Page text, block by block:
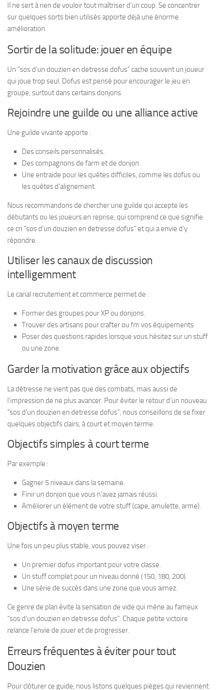
Il ne sert à rien de vouloir tout maîtriser d’un coup. Se concentrer
sur quelques sorts bien utilisés apporte déjà une énorme
amélioration.
Sortir de la solitude: jouer en équipe
Un “sos d’un douzien en detresse dofus” cache souvent un joueur
qui joue trop seul. Dofus est pensé pour encourager le jeu en
groupe, surtout dans certains donjons.
Rejoindre une guilde ou une alliance active
Une guilde vivante apporte :
Des conseils personnalisés.
Des compagnons de farm et de donjon.
Une entraide pour les quêtes difficiles, comme les dofus ou
les quêtes d’alignement.
Nous recommandons de chercher une guilde qui accepte les
débutants ou les joueurs en reprise, qui comprend ce que signifie
ce cri “sos d’un douzien en detresse dofus” et qui a envie d’y
répondre.
Utiliser les canaux de discussion
intelligemment
Le canal recrutement et commerce permet de :
Former des groupes pour XP ou donjons.
Trouver des artisans pour crafter ou fm vos équipements.
Poser des questions rapides lorsque vous hésitez sur un stuff
ou une zone.
Garder la motivation grâce aux objectifs
La détresse ne vient pas que des combats, mais aussi de
l’impression de ne plus avancer. Pour éviter le retour d’un nouveau
“sos d’un douzien en detresse dofus”, nous conseillons de se fixer
quelques objectifs clairs, à court et moyen terme.
Objectifs simples à court terme
Par exemple :
Gagner 5 niveaux dans la semaine.
Finir un donjon que vous n’avez jamais réussi.
Améliorer un élément de votre stuff (cape, amulette, arme).
Objectifs à moyen terme
Une fois un peu plus stable, vous pouvez viser :
Un premier dofus important pour votre classe.
Un stuff complet pour un niveau donné (150, 180, 200).
Une série de succès dans une zone que vous aimez.
Ce genre de plan évite la sensation de vide qui mène au fameux
“sos d’un douzien en detresse dofus”. Chaque petite victoire
relance l’envie de jouer et de progresser.
Erreurs fréquentes à éviter pour tout
Douzien
Pour clôturer ce guide, nous listons quelques pièges qui reviennent